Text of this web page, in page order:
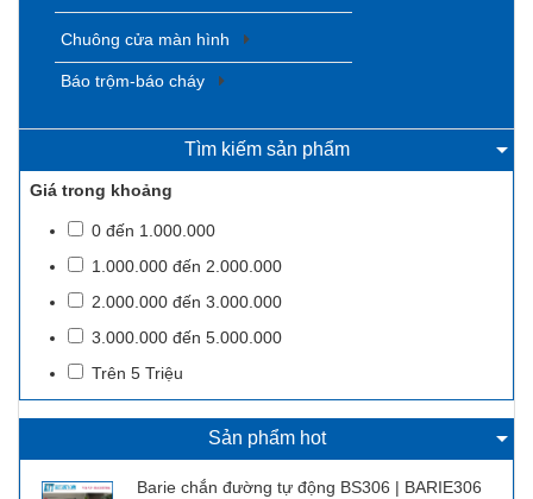
Chuông cửa màn hình
Báo trộm-báo cháy
Tìm kiếm sản phẩm
Giá trong khoảng
0 đến 1.000.000
1.000.000 đến 2.000.000
2.000.000 đến 3.000.000
3.000.000 đến 5.000.000
Trên 5 Triệu
Sản phẩm hot
Barie chắn đường tự động BS306 | BARIE306